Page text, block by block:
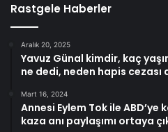
Rastgele Haberler
Aralık 20, 2025
Yavuz Günal kimdir, kaç
ne dedi, neden hapis cezası
Mart 16, 2024
Annesi Eylem Tok ile
kaza anı paylaşımı ortaya